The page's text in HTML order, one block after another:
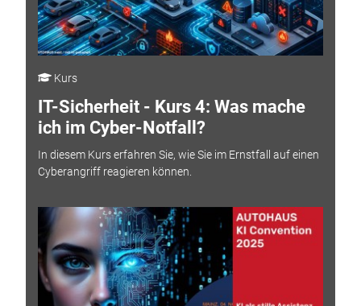
Kurs
IT-Sicherheit - Kurs 4: Was mache
ich im Cyber-Notfall?
In diesem Kurs erfahren Sie, wie Sie im Ernstfall auf einen
Cyberangriff reagieren können.